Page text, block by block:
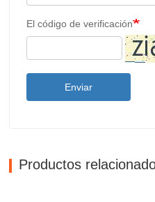
El código de verificación
Enviar
Productos